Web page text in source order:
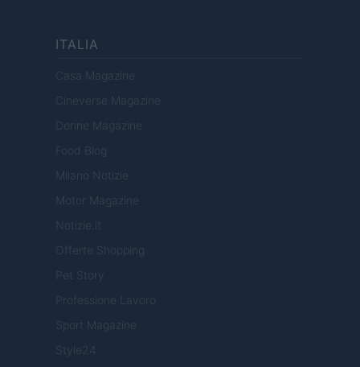
ITALIA
Casa Magazine
Cineverse Magazine
Donne Magazine
Food Blog
Milano Notizie
Motor Magazine
Notizie.it
Offerte Shopping
Pet Story
Professione Lavoro
Sport Magazine
Style24